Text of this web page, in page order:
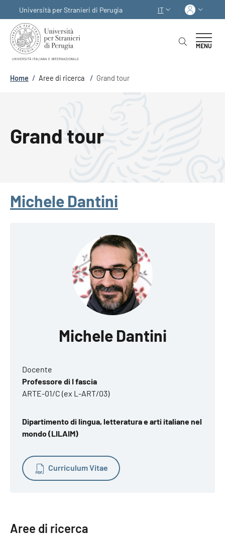
Università per Stranieri di Perugia
SELETTORE LINGUA:
IT
MENU
Briciole di pane
Home / Aree di ricerca / Grand tour
Grand tour
Michele Dantini
Michele Dantini
Docente
Professore di I fascia
ARTE-01/C (ex L-ART/03)
Dipartimento di lingua, letteratura e arti italiane nel
mondo (LILAIM)
Curriculum Vitae
Aree di ricerca